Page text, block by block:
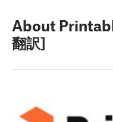
About
翻訳]